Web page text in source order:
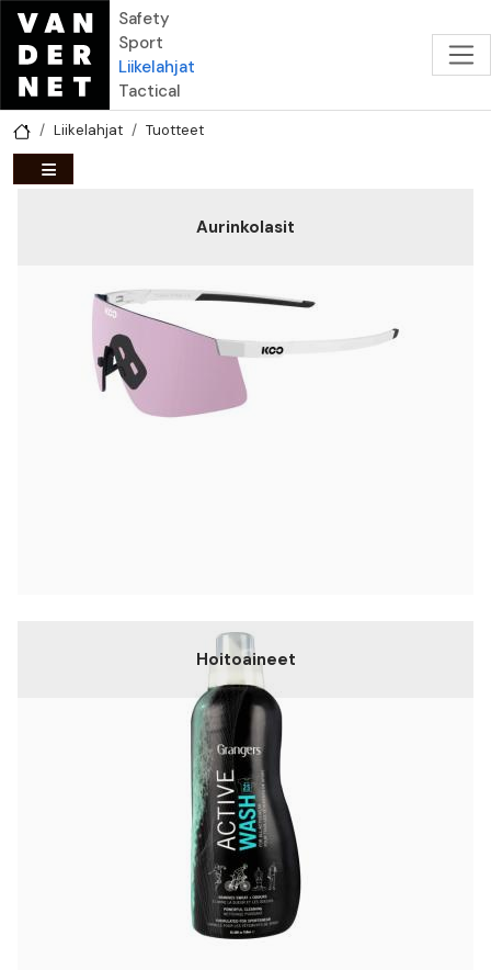
Hyppää pääsisältöön
Safety
Sport
Liikelahjat
Tactical
Liikelahjat Tuotteet
Aurinkolasit
Hoitoaineet